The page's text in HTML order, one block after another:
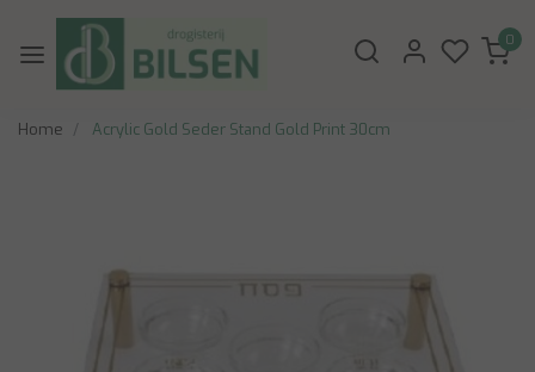
0
Home Acrylic Gold Seder Stand Gold Print 30cm